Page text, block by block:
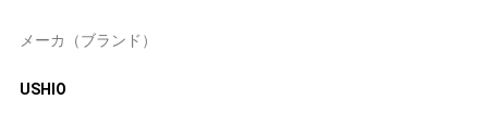
メーカ（ブランド）
USHIO